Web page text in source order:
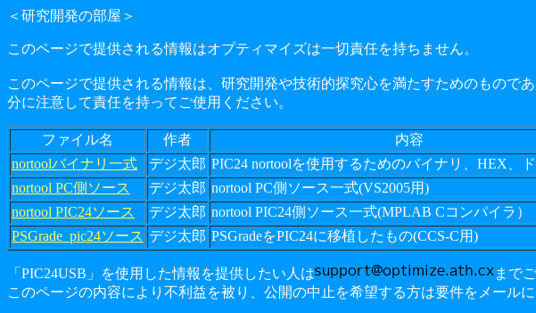
＜研究開発の部屋＞
このページで提供される情報はオプティマイズは一切責任を持ちません。
このページで提供される情報は、研究開発や技術的探究心を満たすためのもの
分に注意して責任を持ってご使用ください。
ファイル名 作者
内容
nortoolバイナリ一式
デジ太郎 PIC24 nortoolを使用するためのバイナリ、HEX、
nortool PC側ソース
デジ太郎 nortool PC側ソース一式(VS2005用)
nortool PIC24ソース
デジ太郎 nortool PIC24側ソース一式(MPLAB Cコンパイラ）
PSGrade_pic24ソース デジ太郎 PSGradeをPIC24に移植したもの(CCS-C用)
「PIC24USB」を使用した情報を提供したい人は
まで
このページの内容により不利益を被り、公開の中止を希望する方は要件をメールに